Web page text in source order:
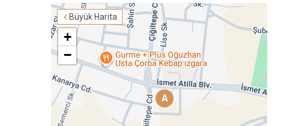
Büyük Harita
A
+
−